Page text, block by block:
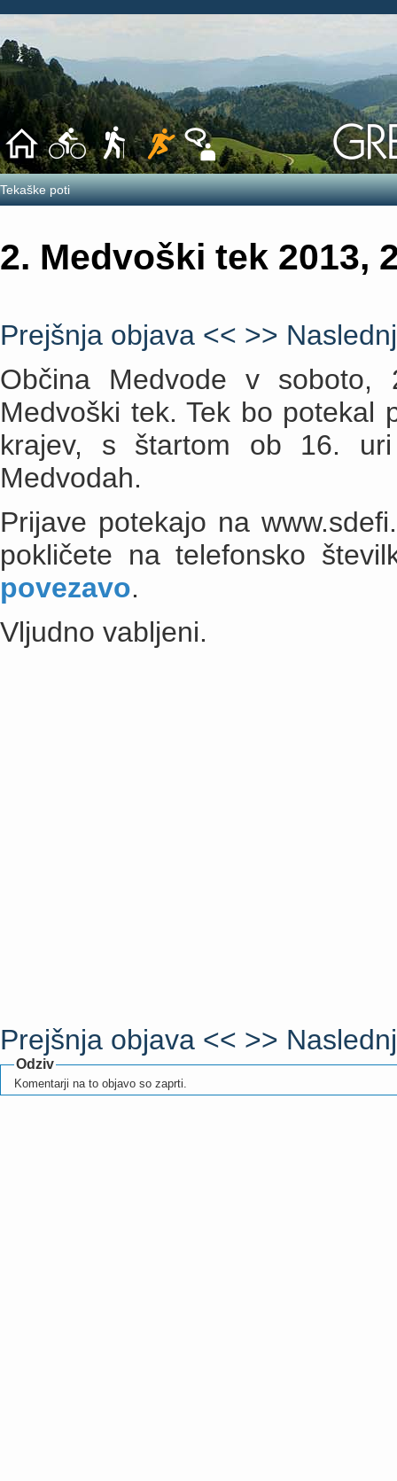
Tekaške poti
2. Medvoški tek 2013,
Prejšnja objava << >>
Občina Medvode v soboto,
Medvoški tek. Tek bo potekal
krajev, s štartom ob 16.
Medvodah.
Prijave potekajo na
pokličete na telefonsko
povezavo.
Vljudno vabljeni.
Prejšnja objava << >>
Odziv
Komentarji na to objavo so zaprti.